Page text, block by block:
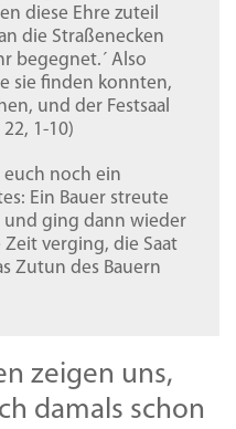
diese Ehre zuteil
die Straßenecken
begegnet.´ Also
sie finden konnten,
und der Festsaal
1-10)
euch noch ein
Ein Bauer streute
und ging dann wieder
verging, die Saat
Zutun des Bauern
zeigen uns,
damals schon